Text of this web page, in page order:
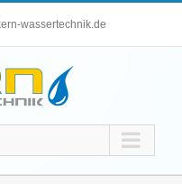
wassertechnik.de